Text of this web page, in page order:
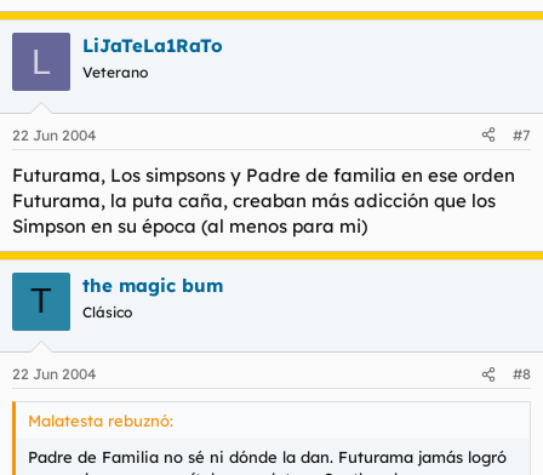
L LiJaTeLa1RaTo
Veterano
22 Jun 2004 #7
Futurama, Los simpsons y Padre de familia en ese orden
Futurama, la puta caña, creaban más adicción que los
Simpson en su época (al menos para mi)
T the magic bum
Clásico
22 Jun 2004 #8
Malatesta rebuznó:
Padre de Familia no sé ni dónde la dan. Futurama jamás logró